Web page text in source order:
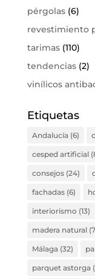
pérgolas(6)
revestimiento
tarimas(110)
tendencias(2)
vinílicos
Etiquetas
Andalucía (6)
cesped artificial
consejos(24)
fachadas(6)
interiorismo (13)
madera natural
Málaga (32)
parquet astorga